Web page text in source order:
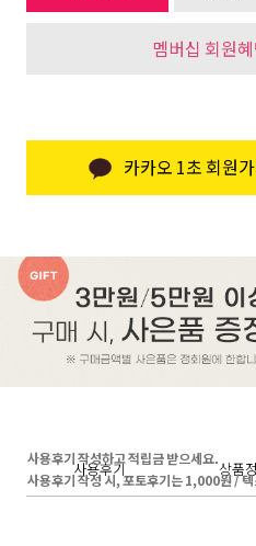
멤버십 회원
카카오 1초 회원
사용후기 상품
사용후기 작성하고 적립금 받으세요.
사용후기 작성 시, 포토후기는 1,000원 /